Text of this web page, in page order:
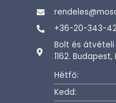
+36-20-343-
Bolt és
1162.
Hétfő:
Kedd: